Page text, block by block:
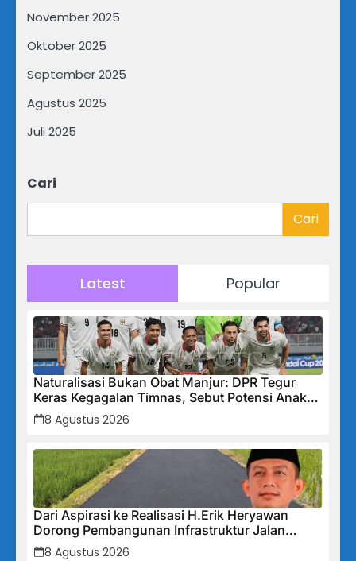
November 2025
Oktober 2025
September 2025
Agustus 2025
Juli 2025
Cari
Cari
Latest Popular
Naturalisasi Bukan Obat Manjur: DPR Tegur
Keras Kegagalan Timnas, Sebut Potensi Anak
Bangsa Terabaikan Demi “Jalan Pintas”
8 Agustus 2026
Dari Aspirasi ke Realisasi H.Erik Heryawan
Dorong Pembangunan Infrastruktur Jalan
Cikalong Bunder
8 Agustus 2026